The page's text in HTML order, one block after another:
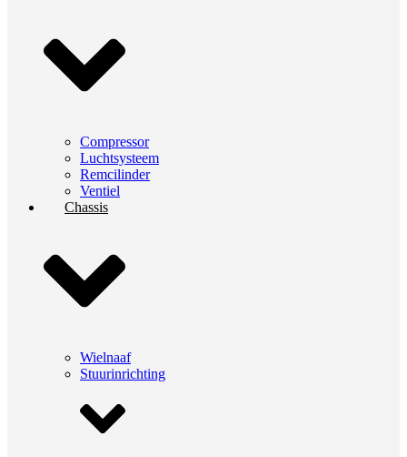
Compressor
Luchtsysteem
Remcilinder
Ventiel
Chassis
Wielnaaf
Stuurinrichting